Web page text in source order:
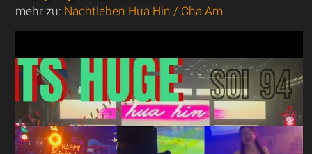
mehr zu: Nachtleben Hua Hin / Cha Am